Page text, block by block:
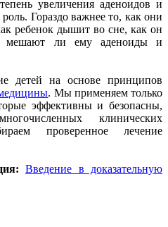
увеличения аденоидов и
Гораздо важнее то, как они
ребенок дышит во сне, как он
мешают ли ему аденоиды и
детей на основе принципов
. Мы применяем только
эффективны и безопасны,
клинических
проверенное лечение
Введение в доказательную